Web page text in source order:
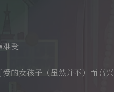
难受
的女孩子（虽然并不）而高兴